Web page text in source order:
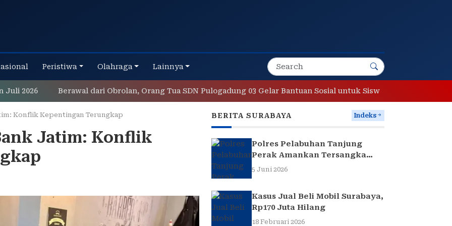
Peristiwa Olahraga Lainnya
Berawal dari Obrolan, Orang Tua SDN Pulogadung 03 Gelar Bantuan Sosial untuk Siswa yang Membutuhkan
Konflik Kepentingan Terungkap
Jatim: Konflik
BERITA SURABAYA Indeks
Polres Pelabuhan Tanjung
Perak Amankan Tersangka
Pencuri Komponen Traffic
5 Juni 2026
Kasus Jual Beli Mobil Surabaya,
Rp170 Juta Hilang
18 Februari 2026